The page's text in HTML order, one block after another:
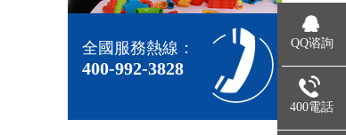
全國服務熱線：
400-992-3828
QQ谘詢
400電話